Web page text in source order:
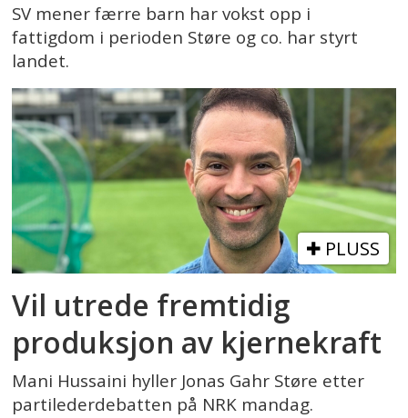
SV mener færre barn har vokst opp i
fattigdom i perioden Støre og co. har styrt
landet.
PLUSS
Vil utrede fremtidig
produksjon av kjernekraft
Mani Hussaini hyller Jonas Gahr Støre etter
partilederdebatten på NRK mandag.